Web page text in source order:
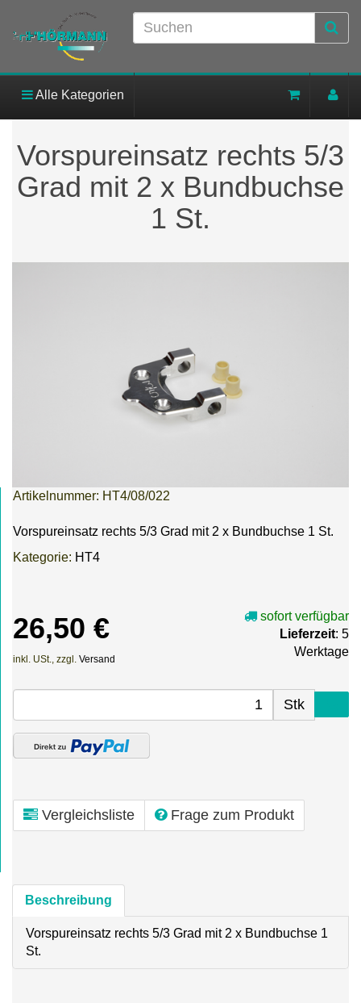
Alle Kategorien
Vorspureinsatz rechts 5/3
Grad mit 2 x Bundbuchse
1 St.
Artikelnummer: HT4/08/022
Vorspureinsatz rechts 5/3 Grad mit 2 x Bundbuchse 1 St.
Kategorie: HT4
26,50 €
inkl. USt., zzgl. Versand
sofort verfügbar
Lieferzeit: 5
Werktage
Stk
Vergleichsliste Frage zum Produkt
Beschreibung
Vorspureinsatz rechts 5/3 Grad mit 2 x Bundbuchse 1
St.